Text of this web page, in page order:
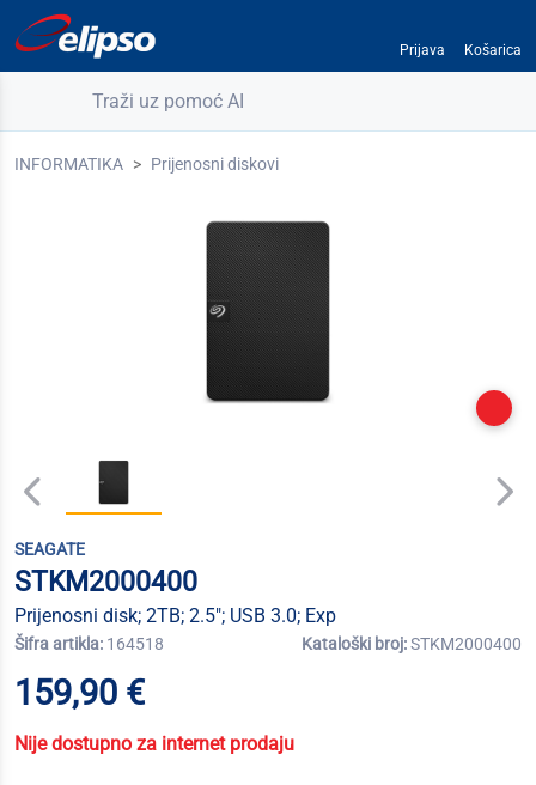
Prijava Košarica
Traži uz pomoć AI
INFORMATIKA Prijenosni diskovi
SEAGATE
STKM2000400
Prijenosni disk; 2TB; 2.5"; USB 3.0; Exp
Šifra artikla: 164518 Kataloški broj:STKM2000400
159,90 €
Nije dostupno za internet prodaju